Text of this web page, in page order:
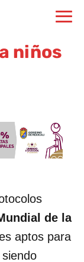
niños
de la
aptos para